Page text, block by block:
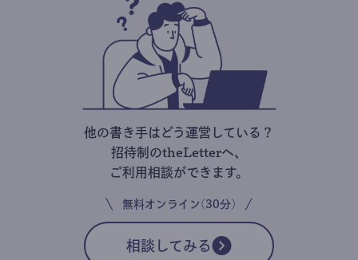
他の書き手はどう運営している？
招待制のtheLetterへ、
ご利用相談ができます。
無料オンライン(30分)
相談してみる